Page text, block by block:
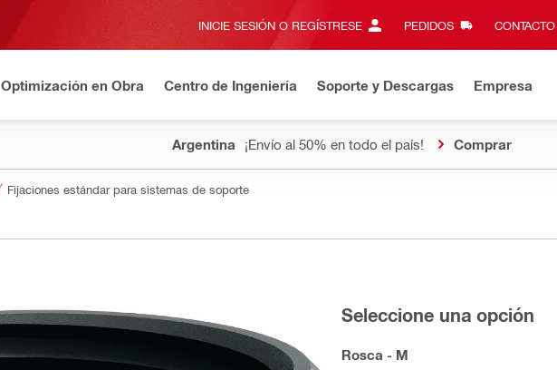
INICIE SESIÓN O REGÍSTRESE PEDIDOS CONTACTO‎
Optimización en Obra Centro de Ingeniería Soporte y Descargas Empresa
Argentina ¡Envío al 50% en todo el país! Comprar
Fijaciones estándar para sistemas de soporte
Seleccione una opción
Rosca - M